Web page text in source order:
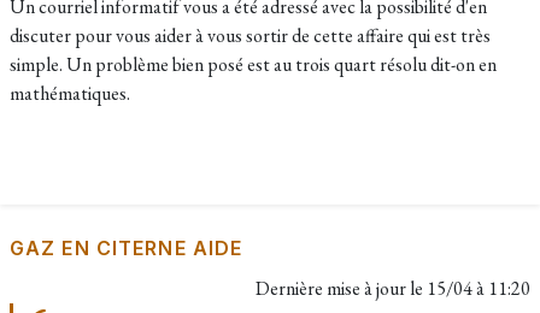
Un courriel informatif vous a été adressé avec la possibilité d'en
discuter pour vous aider à vous sortir de cette affaire qui est très
simple. Un problème bien posé est au trois quart résolu dit-on en
mathématiques.
GAZ EN CITERNE AIDE
Dernière mise à jour le 15/04 à 11:20